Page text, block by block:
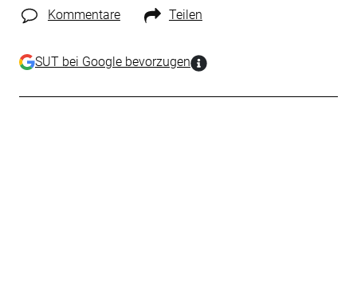
Kommentare Teilen
SUT bei Google bevorzugen